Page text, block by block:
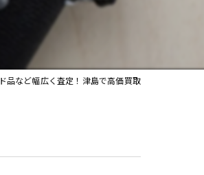
品など幅広く査定！津島で高価買取